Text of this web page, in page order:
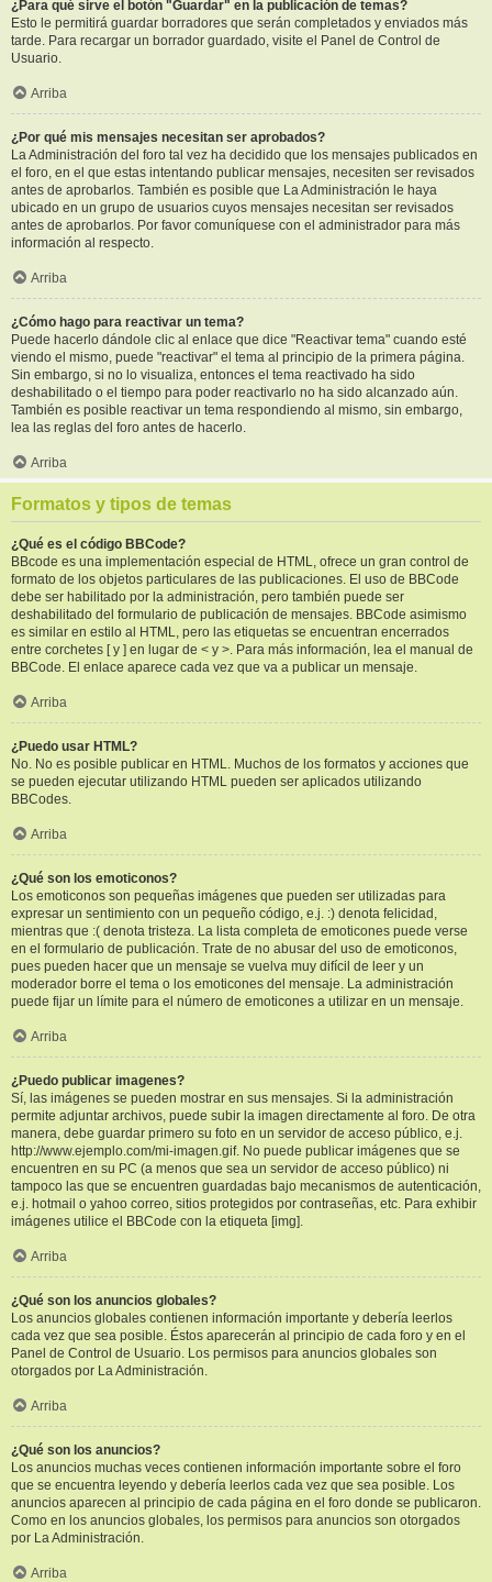
¿Para qué sirve el botón "Guardar" en la publicación de temas?
Esto le permitirá guardar borradores que serán completados y enviados más
tarde. Para recargar un borrador guardado, visite el Panel de Control de
Usuario.
Arriba
¿Por qué mis mensajes necesitan ser aprobados?
La Administración del foro tal vez ha decidido que los mensajes publicados en
el foro, en el que estas intentando publicar mensajes, necesiten ser revisados
antes de aprobarlos. También es posible que La Administración le haya
ubicado en un grupo de usuarios cuyos mensajes necesitan ser revisados
antes de aprobarlos. Por favor comuníquese con el administrador para más
información al respecto.
Arriba
¿Cómo hago para reactivar un tema?
Puede hacerlo dándole clic al enlace que dice "Reactivar tema" cuando esté
viendo el mismo, puede "reactivar" el tema al principio de la primera página.
Sin embargo, si no lo visualiza, entonces el tema reactivado ha sido
deshabilitado o el tiempo para poder reactivarlo no ha sido alcanzado aún.
También es posible reactivar un tema respondiendo al mismo, sin embargo,
lea las reglas del foro antes de hacerlo.
Arriba
Formatos y tipos de temas
¿Qué es el código BBCode?
BBcode es una implementación especial de HTML, ofrece un gran control de
formato de los objetos particulares de las publicaciones. El uso de BBCode
debe ser habilitado por la administración, pero también puede ser
deshabilitado del formulario de publicación de mensajes. BBCode asimismo
es similar en estilo al HTML, pero las etiquetas se encuentran encerrados
entre corchetes [ y ] en lugar de < y >. Para más información, lea el manual de
BBCode. El enlace aparece cada vez que va a publicar un mensaje.
Arriba
¿Puedo usar HTML?
No. No es posible publicar en HTML. Muchos de los formatos y acciones que
se pueden ejecutar utilizando HTML pueden ser aplicados utilizando
BBCodes.
Arriba
¿Qué son los emoticonos?
Los emoticonos son pequeñas imágenes que pueden ser utilizadas para
expresar un sentimiento con un pequeño código, e.j. :) denota felicidad,
mientras que :( denota tristeza. La lista completa de emoticones puede verse
en el formulario de publicación. Trate de no abusar del uso de emoticonos,
pues pueden hacer que un mensaje se vuelva muy difícil de leer y un
moderador borre el tema o los emoticones del mensaje. La administración
puede fijar un límite para el número de emoticones a utilizar en un mensaje.
Arriba
¿Puedo publicar imagenes?
Sí, las imágenes se pueden mostrar en sus mensajes. Si la administración
permite adjuntar archivos, puede subir la imagen directamente al foro. De otra
manera, debe guardar primero su foto en un servidor de acceso público, e.j.
http://www.ejemplo.com/mi-imagen.gif. No puede publicar imágenes que se
encuentren en su PC (a menos que sea un servidor de acceso público) ni
tampoco las que se encuentren guardadas bajo mecanismos de autenticación,
e.j. hotmail o yahoo correo, sitios protegidos por contraseñas, etc. Para exhibir
imágenes utilice el BBCode con la etiqueta [img].
Arriba
¿Qué son los anuncios globales?
Los anuncios globales contienen información importante y debería leerlos
cada vez que sea posible. Éstos aparecerán al principio de cada foro y en el
Panel de Control de Usuario. Los permisos para anuncios globales son
otorgados por La Administración.
Arriba
¿Qué son los anuncios?
Los anuncios muchas veces contienen información importante sobre el foro
que se encuentra leyendo y debería leerlos cada vez que sea posible. Los
anuncios aparecen al principio de cada página en el foro donde se publicaron.
Como en los anuncios globales, los permisos para anuncios son otorgados
por La Administración.
Arriba